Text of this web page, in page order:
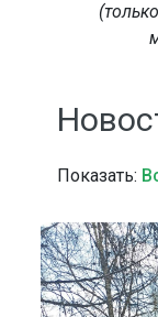
Показать: